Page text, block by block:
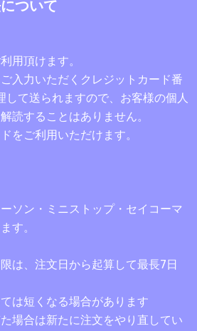
ついて
用頂けます。
入力いただくクレジットカード番
して送られますので、お客様の個人
読することはありません。
をご利用いただけます。
ソン・ミニストップ・セイコーマ
す。
は、注文日から起算して最長7日
は短くなる場合があります
場合は新たに注文をやり直してい